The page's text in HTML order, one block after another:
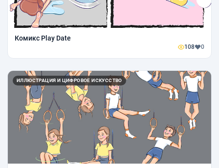
Комикс Play Date
108 0
ИЛЛЮСТРАЦИЯ И ЦИФРОВОЕ ИСКУССТВО